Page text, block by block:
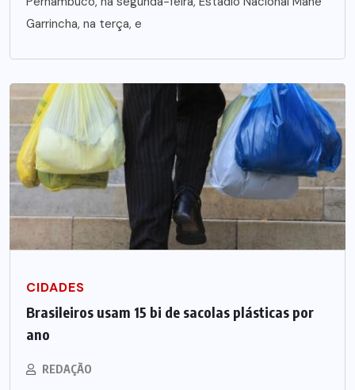
Garrincha, na terça, e
CIDADES
Brasileiros usam 15 bi de sacolas plásticas por
ano
REDAÇÃO